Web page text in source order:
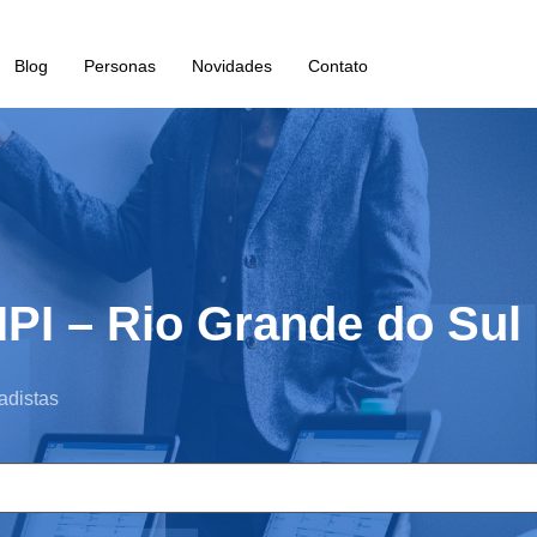
Blog Personas Novidades Contato
– Rio Grande do Sul